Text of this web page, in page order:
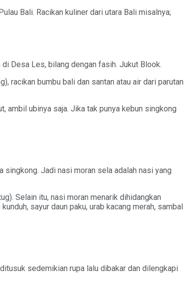
Bali. Racikan kuliner dari utara Bali misalnya;
Desa Les, bilang dengan fasih. Jukut Blook.
racikan bumbu bali dan santan atau air dari parutan
ambil ubinya saja. Jika tak punya kebun singkong
singkong. Jadi nasi moran sela adalah nasi yang
Selain itu, nasi moran menarik dihidangkan
sayur daun paku, urab kacang merah, sambal
sedemikian rupa lalu dibakar dan dilengkapi